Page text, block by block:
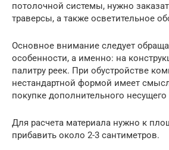
потолочной системы, нужно
траверсы, а также осветительное
Основное внимание следует
особенности, а именно: на
палитру реек. При обустройстве
нестандартной формой имеет
покупке дополнительного
Для расчета материала нужно к
прибавить около 2-3 сантиметров.